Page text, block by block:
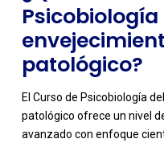
Psicobiología
patológico?
El Curso de Psicobiología
patológico ofrece un nivel
avanzado con enfoque